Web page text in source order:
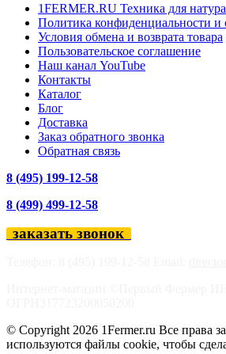
1FERMER.RU Техника для
Политика конфиденциальности и
Условия обмена и возврата товара
Пользовательское соглашение
Наш канал YouTube
Контакты
Каталог
Блог
Доставка
Заказ обратного звонка
Обратная связь
8 (495) 199-12-58
8 (499) 499-12-58
заказать звонок
© Copyright 2026 1Fermer.ru Все права
используются файлы cookie, чтобы